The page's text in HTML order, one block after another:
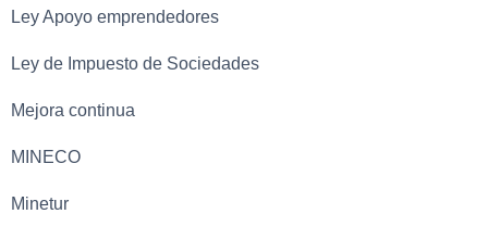
Ley Apoyo emprendedores
Ley de Impuesto de Sociedades
Mejora continua
MINECO
Minetur